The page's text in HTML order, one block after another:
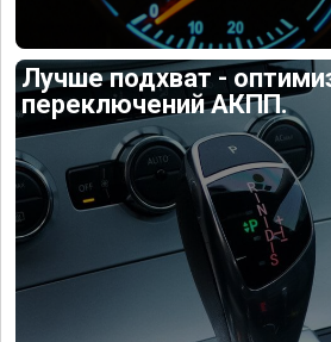
Лучше подхват -
переключений АКПП.